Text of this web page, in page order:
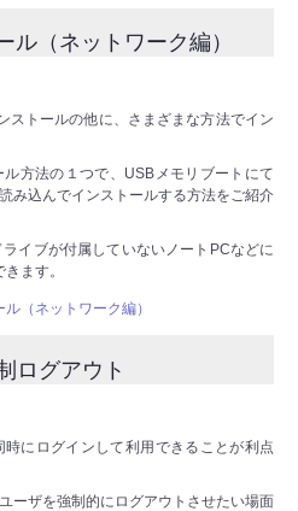
ル（ネットワーク編）
ストールの他に、さまざまな方法でイン
方法の１つで、USBメモリブートにて
み込んでインストールする方法をご紹介
イブが付属していないノートPCなどに
ます。
（ネットワーク編）
ログアウト
にログインして利用できることが利点
ーザを強制的にログアウトさせたい場面